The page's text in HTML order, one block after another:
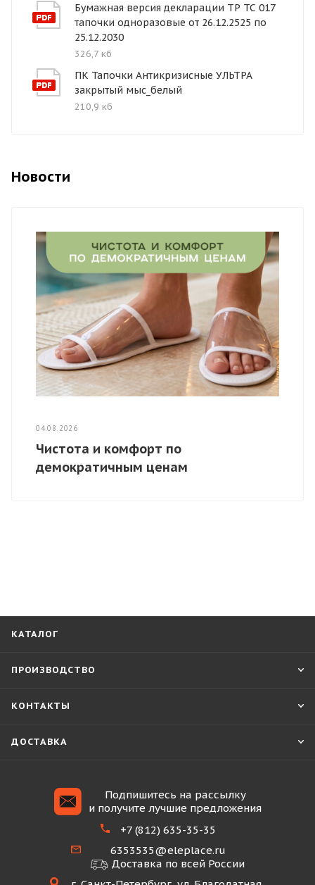
Бумажная версия декларации ТР ТС 017
тапочки одноразовые от 26.12.2525 по
25.12.2030
326,7 кб
ПК Тапочки Антикризисные УЛЬТРА
закрытый мыс_белый
210,9 кб
Новости
04.08.2026
Чистота и комфорт по
демократичным ценам
КАТАЛОГ
ПРОИЗВОДСТВО
КОНТАКТЫ
ДОСТАВКА
Подпишитесь на рассылку
и получите лучшие предложения
+7 (812) 635-35-35
6353535@eleplace.ru
Доставка по всей России